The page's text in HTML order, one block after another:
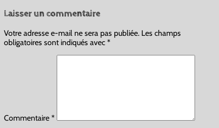
Laisser un commentaire
Votre adresse e-mail ne sera pas publiée. Les champs
obligatoires sont indiqués avec *
Commentaire *